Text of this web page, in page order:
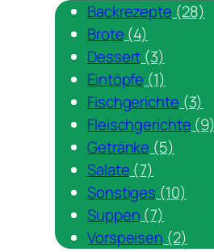
Backrezepte (28)
Brote (4)
Dessert (3)
Eintöpfe (1)
Fischgerichte (3)
Fleischgerichte (9)
Getränke (5)
Salate (7)
Sonstiges (10)
Suppen (7)
Vorspeisen (2)